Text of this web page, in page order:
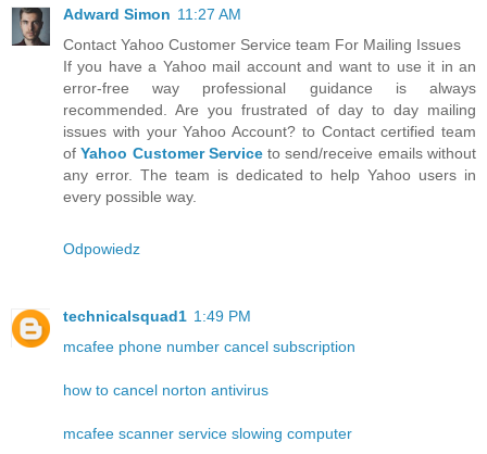
Adward Simon 11:27 AM
Contact Yahoo Customer Service team For Mailing Issues
If you have a Yahoo mail account and want to use it in an
error-free way professional guidance is always
recommended. Are you frustrated of day to day mailing
issues with your Yahoo Account? to Contact certified team
ofYahoo Customer Serviceto send/receive emails without
any error. The team is dedicated to help Yahoo users in
every possible way.
Odpowiedz
technicalsquad1 1:49 PM
mcafee phone number cancel subscription
how to cancel norton antivirus
mcafee scanner service slowing computer